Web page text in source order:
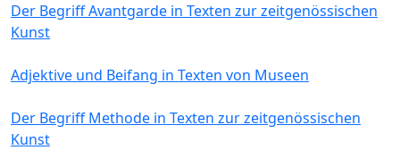
Der Begriff Avantgarde in Texten zur zeitgenössischen
Kunst
Adjektive und Beifang in Texten von Museen
Der Begriff Methode in Texten zur zeitgenössischen
Kunst